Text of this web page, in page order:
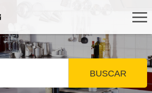
BUSCAR